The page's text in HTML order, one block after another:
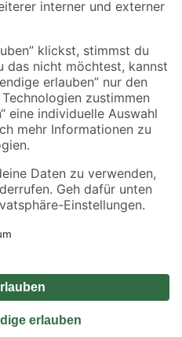
Die dargestellten Angebote sind unter
angegebenen Verfügbarkeiten beziehen
für Artikel mit Speditionsversand, hier
Vertrag widerrufen